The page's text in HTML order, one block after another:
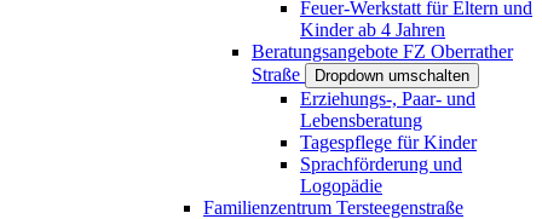
Feuer-Werkstatt für Eltern und
Kinder ab 4 Jahren
Beratungsangebote FZ Oberrather
Straße
Dropdown umschalten
Erziehungs-, Paar- und
Lebensberatung
Tagespflege für Kinder
Sprachförderung und
Logopädie
Familienzentrum Tersteegenstraße